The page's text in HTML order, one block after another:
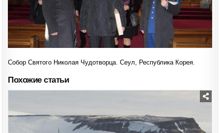
Собор Святого Николая Чудотворца. Сеул, Республика Корея.
Похожие статьи
Posted
in